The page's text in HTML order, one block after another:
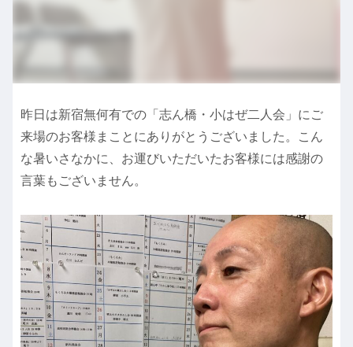
昨日は新宿無何有での「志ん橋・小はぜ二人会」にご
来場のお客様まことにありがとうございました。こん
な暑いさなかに、お運びいただいたお客様には感謝の
言葉もございません。